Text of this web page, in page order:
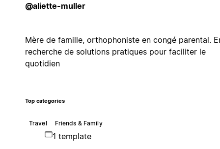
@aliette-muller
Mère de famille, orthophoniste en congé parental.
recherche de solutions pratiques pour faciliter le
quotidien
Top categories
Travel Friends & Family
1 template